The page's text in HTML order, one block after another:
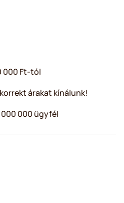
000 Ft-tól
árakat kínálunk!
000 ügyfél